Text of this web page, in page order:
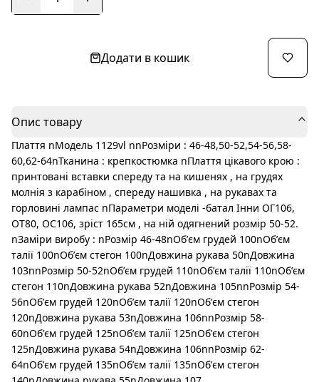
Додати в кошик
Опис товару
Плаття nМодель 1129vl nnРозміри : 46-48,50-52,54-56,58-
60,62-64nТканина : крепкостюмка nПлаття цікавого крою :
принтовані вставки спереду та на кишенях , на грудях
молнія з карабіном , спереду нашивка , на рукавах та
горловині лампас nПараметри моделі -батал Інни ОГ106,
ОТ80, ОС106, зріст 165см , на ній одягнений розмір 50-52.
nЗаміри виробу : nРозмір 46-48nОбʼєм грудей 100nОбʼєм
талії 100nОбʼєм стегон 100nДовжина рукава 50nДовжина
103nnРозмір 50-52nОбʼєм грудей 110nОбʼєм талії 110nОбʼєм
стегон 110nДовжина рукава 52nДовжина 105nnРозмір 54-
56nОбʼєм грудей 120nОбʼєм талії 120nОбʼєм стегон
120nДовжина рукава 53nДовжина 106nnРозмір 58-
60nОбʼєм грудей 125nОбʼєм талії 125nОбʼєм стегон
125nДовжина рукава 54nДовжина 106nnРозмір 62-
64nОбʼєм грудей 135nОбʼєм талії 135nОбʼєм стегон